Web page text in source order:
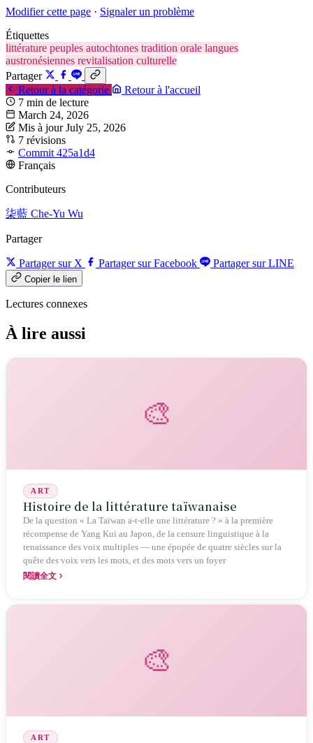
Modifier cette page · Signaler un problème
Étiquettes
littérature peuples autochtones tradition orale langues
austronésiennes revitalisation culturelle
Partager
Retour à la catégorie
Retour à l'accueil
7 min de lecture
March 24, 2026
Mis à jour July 25, 2026
7 révisions
Commit 425a1d4
Français
Contributeurs
柒藍 Che-Yu Wu
Partager
Partager sur X Partager sur Facebook Partager sur LINE
Copier le lien
Lectures connexes
À lire aussi
🎨
ART
Histoire de la littérature taïwanaise
De la question « La Taïwan a-t-elle une littérature ? » à la première
récompense de Yang Kui au Japon, de la censure linguistique à la
renaissance des voix multiples — une épopée de quatre siècles sur la
quête des voix vers les mots, et des mots vers un foyer
閱讀全文
🎨
ART